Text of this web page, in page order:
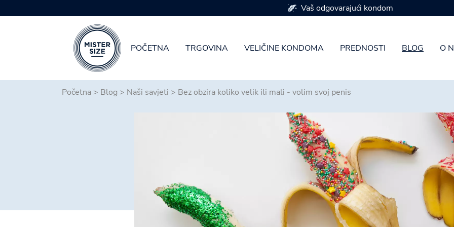
Skip to main content
POČETNA TRGOVINA VELIČINE KONDOMA PREDNOSTI BLOG O
Dostupan u 7 veličina kondoma
Početna > Blog > Naši savjeti > Bez obzira koliko velik ili mali - volim svoj penis